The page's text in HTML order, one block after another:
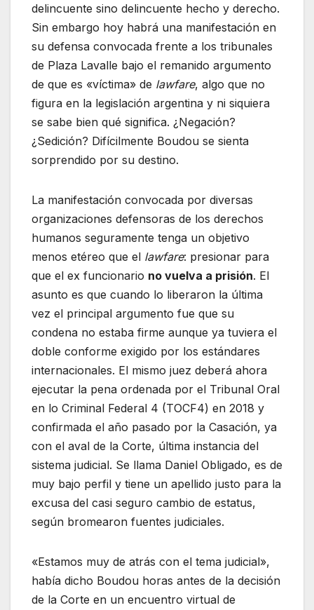
delincuente sino delincuente hecho y derecho.
Sin embargo hoy habrá una manifestación en
su defensa convocada frente a los tribunales
de Plaza Lavalle bajo el remanido argumento
de que es «víctima» de lawfare, algo que no
figura en la legislación argentina y ni siquiera
se sabe bien qué significa. ¿Negación?
¿Sedición? Difícilmente Boudou se sienta
sorprendido por su destino.
La manifestación convocada por diversas
organizaciones defensoras de los derechos
humanos seguramente tenga un objetivo
menos etéreo que el lawfare: presionar para
que el ex funcionario no vuelva a prisión. El
asunto es que cuando lo liberaron la última
vez el principal argumento fue que su
condena no estaba firme aunque ya tuviera el
doble conforme exigido por los estándares
internacionales. El mismo juez deberá ahora
ejecutar la pena ordenada por el Tribunal Oral
en lo Criminal Federal 4 (TOCF4) en 2018 y
confirmada el año pasado por la Casación, ya
con el aval de la Corte, última instancia del
sistema judicial. Se llama Daniel Obligado, es de
muy bajo perfil y tiene un apellido justo para la
excusa del casi seguro cambio de estatus,
según bromearon fuentes judiciales.
«Estamos muy de atrás con el tema judicial»,
había dicho Boudou horas antes de la decisión
de la Corte en un encuentro virtual de